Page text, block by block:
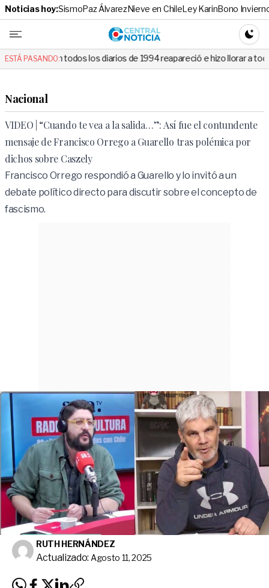
Noticias hoy:SismoPaz ÁlvarezNieve en ChileLey KarinBono
Central
ESTÁ PASANDO:
los diarios de 1994 reapareció e hizo llorar a todos en Canal 13
Nacional
VIDEO | “Cuando te vea a la salida…”: Así fue el contundente
mensaje de Francisco Orrego a Guarello tras polémica por
dichos sobre Caszely
Francisco Orrego respondió a Guarello y lo invitó a un
debate político directo para discutir sobre el concepto de
fascismo.
RUTH HERNÁNDEZ
Actualizado: Agosto 11, 2025